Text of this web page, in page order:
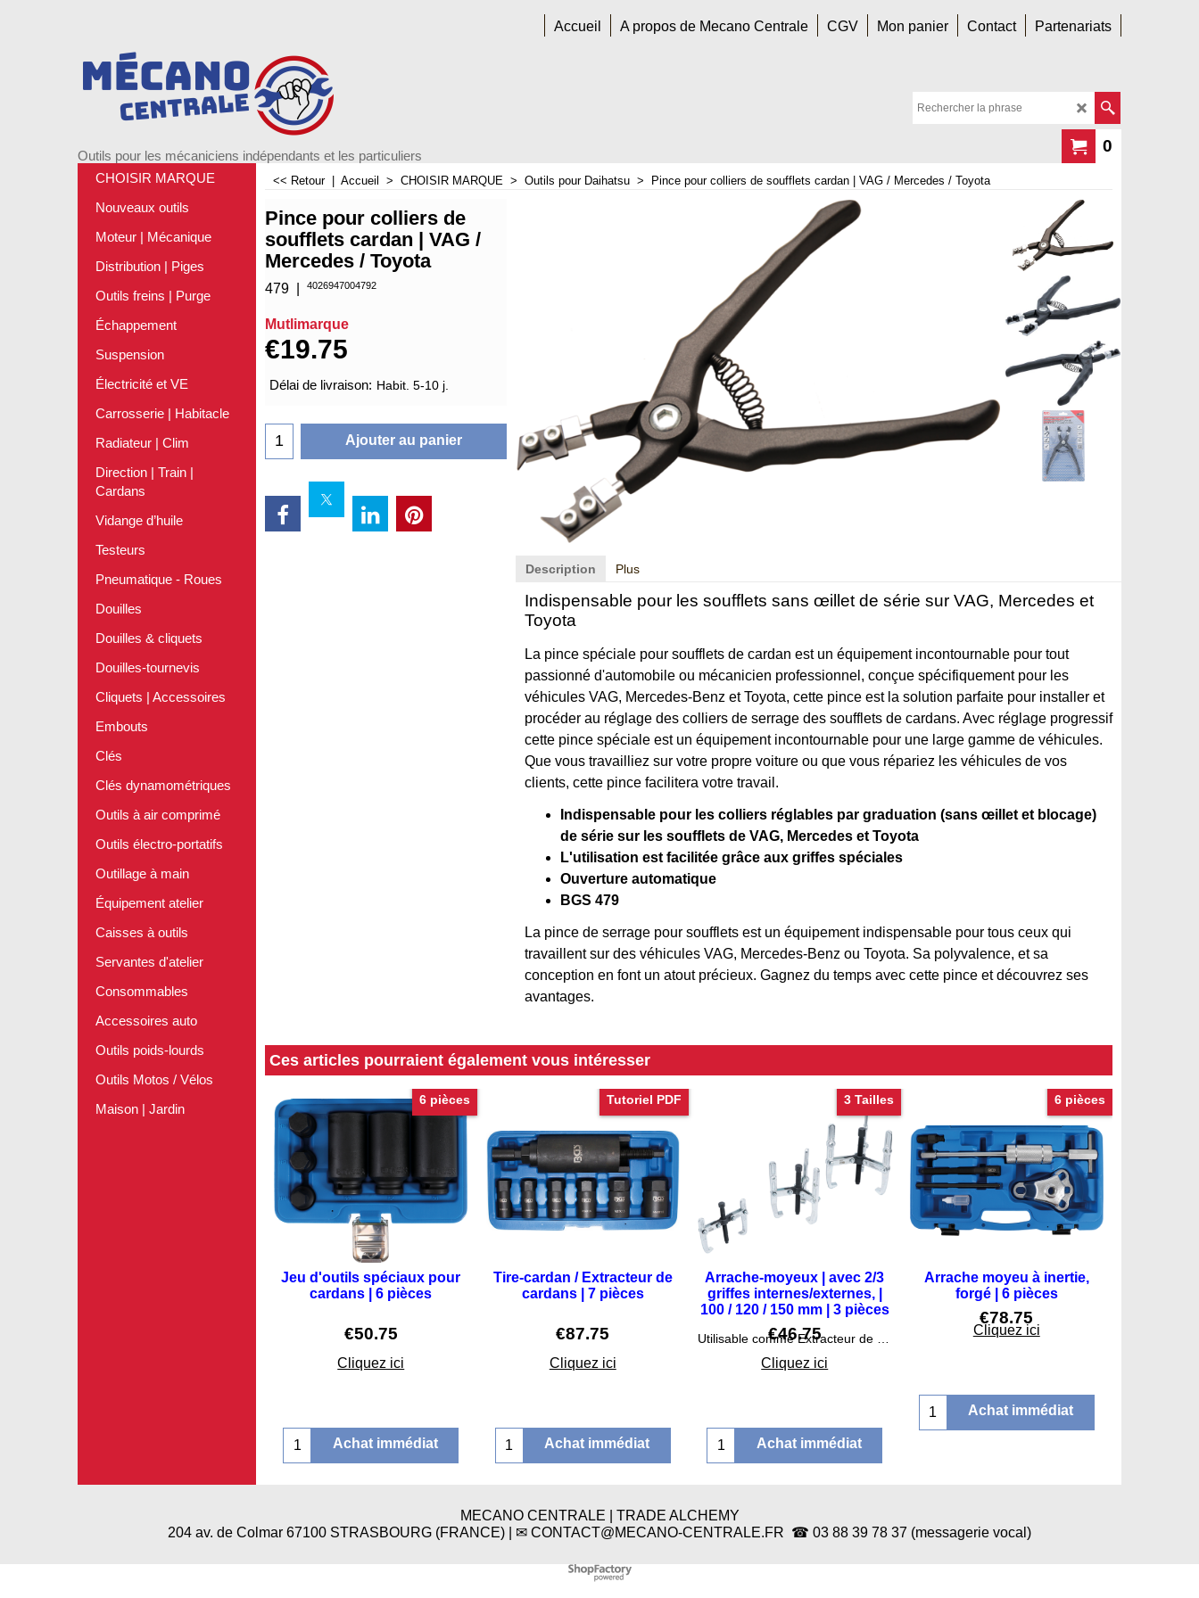
Accueil A propos de Mecano Centrale CGV Mon panier Contact Partenariats
Outils pour les mécaniciens indépendants et les particuliers
0
CHOISIR MARQUE
Nouveaux outils
Moteur | Mécanique
Distribution | Piges
Outils freins | Purge
Échappement
Suspension
Électricité et VE
Carrosserie | Habitacle
Radiateur | Clim
Direction | Train |
Cardans
Vidange d’huile
Testeurs
Pneumatique - Roues
Douilles
Douilles & cliquets
Douilles-tournevis
Cliquets | Accessoires
Embouts
Clés
Clés dynamométriques
Outils à air comprimé
Outils électro-portatifs
Outillage à main
Équipement atelier
Caisses à outils
Servantes d'atelier
Consommables
Accessoires auto
Outils poids-lourds
Outils Motos / Vélos
Maison | Jardin
<< Retour Accueil > CHOISIR MARQUE > Outils pour Daihatsu > Pince pour colliers de soufflets cardan | VAG / Mercedes / Toyota
Pince pour colliers de
soufflets cardan | VAG /
Mercedes / Toyota
479 4026947004792
Mutlimarque
€19.75
Délai de livraison: Habit. 5-10 j.
Ajouter au panier
Description Plus
Indispensable pour les soufflets sans œillet de série sur VAG, Mercedes et
Toyota
La pince spéciale pour soufflets de cardan est un équipement incontournable pour tout
passionné d'automobile ou mécanicien professionnel, conçue spécifiquement pour les
véhicules VAG, Mercedes-Benz et Toyota, cette pince est la solution parfaite pour installer et
procéder au réglage des colliers de serrage des soufflets de cardans. Avec réglage progressif
cette pince spéciale est un équipement incontournable pour une large gamme de véhicules.
Que vous travailliez sur votre propre voiture ou que vous répariez les véhicules de vos
clients, cette pince facilitera votre travail.
Indispensable pour les colliers réglables par graduation (sans œillet et blocage)
de série sur les soufflets de VAG, Mercedes et Toyota
L'utilisation est facilitée grâce aux griffes spéciales
Ouverture automatique
BGS 479
La pince de serrage pour soufflets est un équipement indispensable pour tous ceux qui
travaillent sur des véhicules VAG, Mercedes-Benz ou Toyota. Sa polyvalence, et sa
conception en font un atout précieux. Gagnez du temps avec cette pince et découvrez ses
avantages.
Ces articles pourraient également vous intéresser
6 pièces
Jeu d'outils spéciaux pour
cardans | 6 pièces
€50.75
Cliquez ici
Achat immédiat
Tutoriel PDF
Tire-cardan / Extracteur de
cardans | 7 pièces
€87.75
Cliquez ici
Achat immédiat
3 Tailles
Arrache-moyeux | avec 2/3
griffes internes/externes, |
100 / 120 / 150 mm | 3 pièces
€46.75
Cliquez ici
Achat immédiat
6 pièces
Arrache moyeu à inertie,
forgé | 6 pièces
€78.75
Cliquez ici
Achat immédiat
MECANO CENTRALE | TRADE ALCHEMY
204 av. de Colmar 67100 STRASBOURG (FRANCE) | ✉ CONTACT@MECANO-CENTRALE.FR ☎ 03 88 39 78 37 (messagerie vocal)
Boutique en ligne créés
avec le logiciel